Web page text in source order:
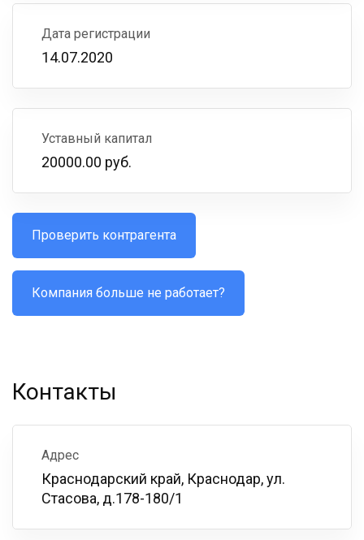
Дата регистрации
14.07.2020
Уставный капитал
20000.00 руб.
Проверить контрагента
Компания больше не работает?
Контакты
Адрес
Краснодарский край, Краснодар, ул.
Стасова, д.178-180/1